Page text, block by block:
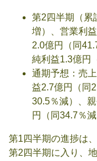
第2四半期（累
増）、営業利
2.0億円（同
純利益1.3億円
通期予想：売
益2.7億円（同
30.5％減）、
円（同34.7％減
第1四半期の進捗は
第2四半期に入り、